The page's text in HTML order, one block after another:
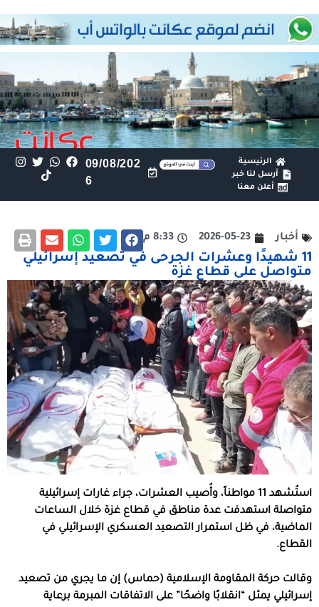
الرئيسية
أرسل لنا خبر
أعلن معنا
09/08/202
6
أخبار 2026-05-23 8:33 م
11 شهيدًا وعشرات الجرحى في تصعيد إسرائيلي
متواصل على قطاع غزة
استُشهد 11 مواطناً، وأُصيب العشرات، جراء غارات إسرائيلية
متواصلة استهدفت عدة مناطق في قطاع غزة خلال الساعات
الماضية، في ظل استمرار التصعيد العسكري الإسرائيلي في
القطاع.
وقالت حركة المقاومة الإسلامية (حماس) إن ما يجري من تصعيد
إسرائيلي يمثل “انقلابًا واضحًا” على الاتفاقات المبرمة برعاية